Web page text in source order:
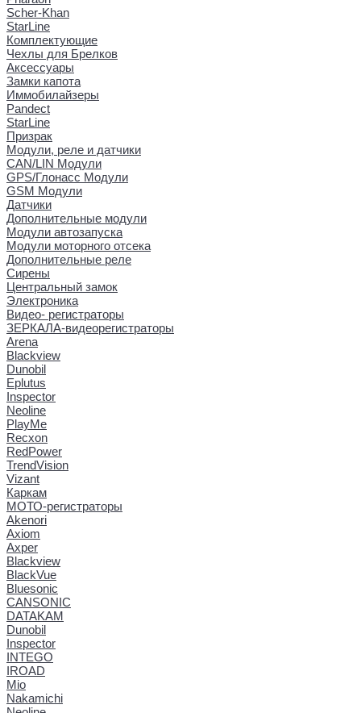
Scher-Khan
StarLine
Комплектующие
Чехлы для Брелков
Аксессуары
Замки капота
Иммобилайзеры
Pandect
StarLine
Призрак
Модули, реле и датчики
CAN/LIN Модули
GPS/Глонасс Модули
GSM Модули
Датчики
Дополнительные модули
Модули автозапуска
Модули моторного отсека
Дополнительные реле
Сирены
Центральный замок
Электроника
Видео- регистраторы
ЗЕРКАЛА-видеорегистраторы
Arena
Blackview
Dunobil
Eplutus
Inspector
Neoline
PlayMe
Recxon
RedPower
TrendVision
Vizant
Каркам
МОТО-регистраторы
Akenori
Axiom
Axper
Blackview
BlackVue
Bluesonic
CANSONIC
DATAKAM
Dunobil
Inspector
INTEGO
IROAD
Mio
Nakamichi